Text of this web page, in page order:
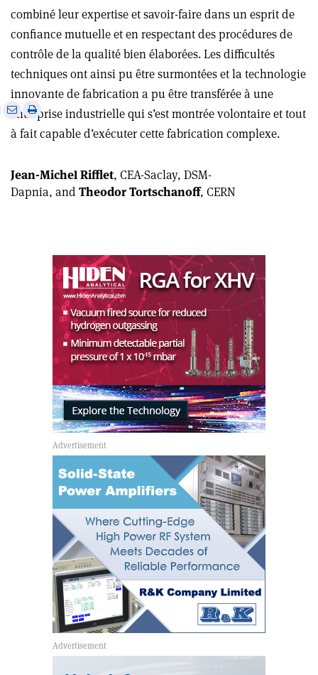
combiné leur expertise et savoir-faire dans un esprit de
confiance mutuelle et en respectant des procédures de
contrôle de la qualité bien élaborées. Les difficultés
techniques ont ainsi pu être surmontées et la technologie
innovante de fabrication a pu être transférée à une
entreprise industrielle qui s’est montrée volontaire et tout
à fait capable d’exécuter cette fabrication complexe.
Share
via
Print
article
Jean-Michel Rifflet, CEA-Saclay, DSM-
Dapnia, and Theodor Tortschanoff, CERN